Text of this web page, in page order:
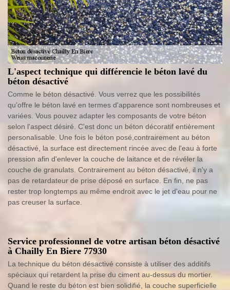
L'aspect technique qui différencie le béton lavé du
béton désactivé
Comme le béton désactivé. Vous verrez que les possibilités
qu'offre le béton lavé en termes d'apparence sont nombreuses et
variées. Vous pouvez adapter les composants de votre béton
selon l'aspect désiré. C'est donc un béton décoratif entièrement
personalisable. Une fois le béton posé,contrairement au béton
désactivé, la surface est directement rincée avec de l'eau à forte
pression afin d'enlever la couche de laitance et de révéler la
couche de granulats. Contrairement au béton désactivé, il n'y a
pas de retardateur de prise déposé en surface. En fin, ne pas
rester trop longtemps au même endroit avec le jet d'eau pour ne
pas creuser la surface.
Service professionnel de votre artisan béton désactivé
à Chailly En Biere 77930
La technique du béton désactivé consiste à utiliser des additifs
spéciaux qui retardent la prise du ciment au-dessus du mortier.
Quand le reste du béton est bien solidifié, la couche superficielle